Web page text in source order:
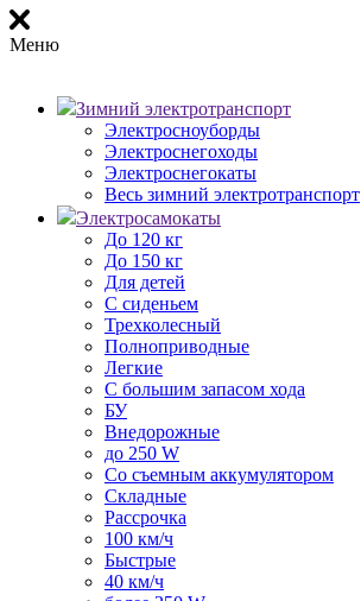
Меню
Зимний электротранспорт
Электросноуборды
Электроснегоходы
Электроснегокаты
Весь зимний электротранспорт
Электросамокаты
До 120 кг
До 150 кг
Для детей
С сиденьем
Трехколесный
Полноприводные
Легкие
С большим запасом хода
БУ
Внедорожные
до 250 W
Со съемным аккумулятором
Складные
Рассрочка
100 км/ч
Быстрые
40 км/ч